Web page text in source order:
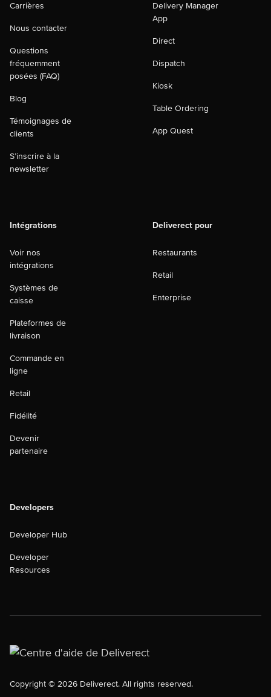
Carrières
Nous contacter
Questions
fréquemment
posées (FAQ)
Blog
Témoignages de
clients
S’inscrire à la
newsletter
Delivery Manager
App
Direct
Dispatch
Kiosk
Table Ordering
App Quest
Intégrations
Voir nos
intégrations
Systèmes de
caisse
Plateformes de
livraison
Commande en
ligne
Retail
Fidélité
Devenir
partenaire
Deliverect pour
Restaurants
Retail
Enterprise
Developers
Developer Hub
Developer
Resources
Copyright © 2026 Deliverect. All rights reserved.